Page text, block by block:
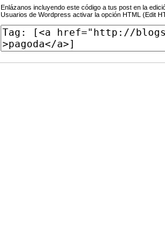
Enlázanos incluyendo este código a tus post en la
Usuarios de Wordpress activar la opción HTML (Edit